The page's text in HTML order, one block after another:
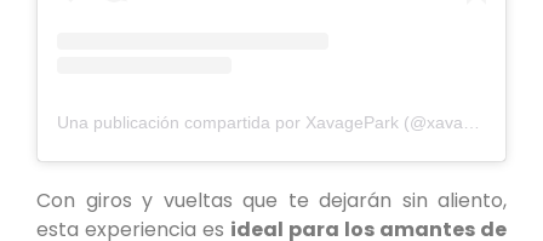
Con giros y vueltas que te dejarán sin aliento,
esta experiencia es ideal para los amantes de